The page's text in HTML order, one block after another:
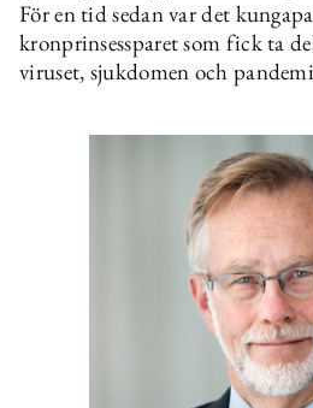
För en tid sedan var det
kronprinsessparet som fick ta
viruset, sjukdomen och